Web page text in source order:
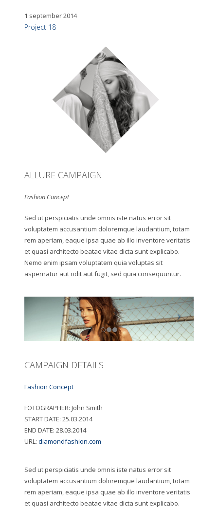
1 september 2014
Project 18
ALLURE CAMPAIGN
Fashion Concept
Sed ut perspiciatis unde omnis iste natus error sit
voluptatem accusantium doloremque laudantium, totam
rem aperiam, eaque ipsa quae ab illo inventore veritatis
et quasi architecto beatae vitae dicta sunt explicabo.
Nemo enim ipsam voluptatem quia voluptas sit
aspernatur aut odit aut fugit, sed quia consequuntur.
CAMPAIGN DETAILS
Fashion Concept
FOTOGRAPHER: John Smith
START DATE: 25.03.2014
END DATE: 28.03.2014
URL: diamondfashion.com
Sed ut perspiciatis unde omnis iste natus error sit
voluptatem accusantium doloremque laudantium, totam
rem aperiam, eaque ipsa quae ab illo inventore veritatis
et quasi architecto beatae vitae dicta sunt explicabo.